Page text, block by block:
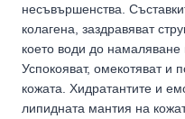
несъвършенства.
колагена, заздравяват
което води до намаляване
Успокояват, омекотяват и
кожата. Хидратантите и
липидната мантия на